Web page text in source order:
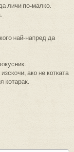
личи по-малко.
най-напред да
ако не котката
котарак.